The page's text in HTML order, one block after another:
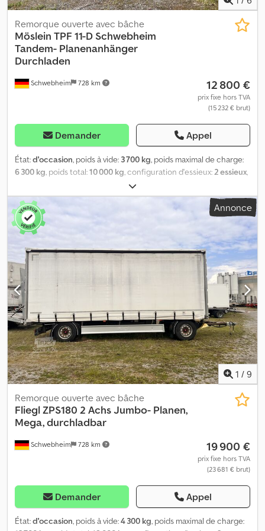
Schwebheim 728 km
Remorque ouverte avec bâche
Möslein TPF 11-D Schwebheim
Tandem- Planenanhänger
Durchladen
12 800 €
prix fixe hors TVA
(15 232 € brut)
Demander Appel
État:d'occasion, poids à vide: 3 700 kg, poids maximal de charge:
6 300 kg, poids total:10 000 kg, configuration d'essieux:2 essieux,
10/2016
chargement:7 300 mm, largeur de l’espace de chargement:2 480
mm, hauteur de l'espace de chargement: 2 770 mm
, volume de
l'espace de chargement:
pneus:
235 / 75 R 17,5 , type d'engrenage: autre,
taille du pneu avant:235 / 75 R 17,5 , taille de pneu arrière:235 / 75
R 17,5, cabine conducteur: autre , classe d'émission:aucun
Équipement:
, Chargement possible par
l'avant, 5 rangées de lattes en V en aluminium, 7 paires d'anneaux
d'arrimage sur la surface de chargement, hauteur de chargement
env. 1 050 mm, -- sous réserve d'erreurs d'impression, d'erreurs et
de modifications, photos d'exemple --, Plus de données sous : !,
Plus de détails : ! Djdozr Sdvjpfx Ai Ijck
Annonce
1 / 9
Schwebheim 728 km
Remorque ouverte avec bâche
FlieglZPS180 2 Achs Jumbo- Planen,
Mega, durchladbar
19 900 €
prix fixe hors TVA
(23 681 € brut)
Demander Appel
État:d'occasion, poids à vide:4 300 kg, poids maximal de charge: